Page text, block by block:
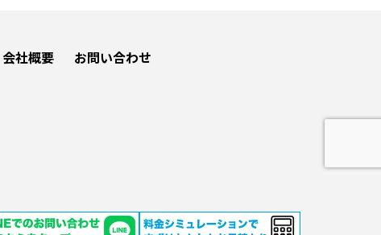
会社概要 お問い合わせ